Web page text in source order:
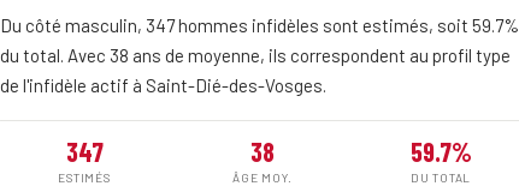
Du côté masculin, 347 hommes infidèles sont estimés, soit 59.7%
du total. Avec 38 ans de moyenne, ils correspondent au profil type
de l'infidèle actif à Saint-Dié-des-Vosges.
347
ESTIMÉS
38
ÂGE MOY.
59.7%
DU TOTAL